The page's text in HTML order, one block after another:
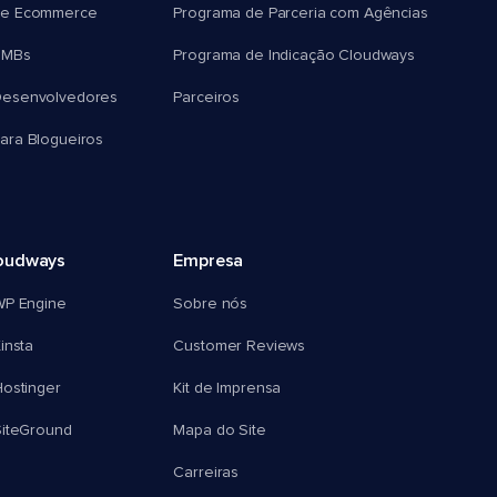
Ecommerce
Blogueiros
Programa de Parceria com Agências
Programa de Indicação Cloudways
Parceiros
Engine
Empresa
Sobre nós
Customer Reviews
Kit de Imprensa
Mapa do Site
Carreiras